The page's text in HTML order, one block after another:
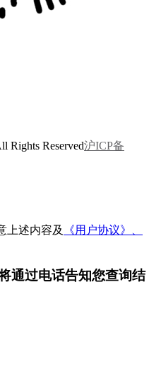
Rights Reserved沪ICP备
上述内容及
《用户协议》、
通过电话告知您查询结